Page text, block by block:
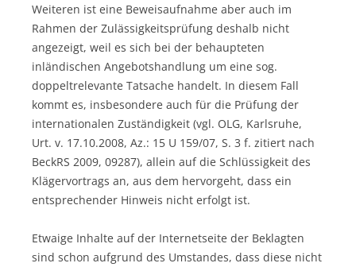
Weiteren ist eine Beweisaufnahme aber auch im
Rahmen der Zulässigkeitsprüfung deshalb nicht
angezeigt, weil es sich bei der behaupteten
inländischen Angebotshandlung um eine sog.
doppeltrelevante Tatsache handelt. In diesem Fall
kommt es, insbesondere auch für die Prüfung der
internationalen Zuständigkeit (vgl. OLG, Karlsruhe,
Urt. v. 17.10.2008, Az.: 15 U 159/07, S. 3 f. zitiert nach
BeckRS 2009, 09287), allein auf die Schlüssigkeit des
Klägervortrags an, aus dem hervorgeht, dass ein
entsprechender Hinweis nicht erfolgt ist.
Etwaige Inhalte auf der Internetseite der Beklagten
sind schon aufgrund des Umstandes, dass diese nicht